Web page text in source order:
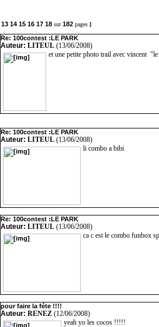
13 14 15 16 17 18sur182pages ]
Re: 100contest :LE PARK
Auteur: LITEUL (13/06/2008)
et une petite photo trail avec vincent "le
Re: 100contest :LE PARK
Auteur: LITEUL (13/06/2008)
li combo a bibi
Re: 100contest :LE PARK
Auteur: LITEUL (13/06/2008)
ca c est le combo funbox
pour faire la féte !!!!
Auteur: RENEZ (12/06/2008)
yeah yo les cocos !!!!!